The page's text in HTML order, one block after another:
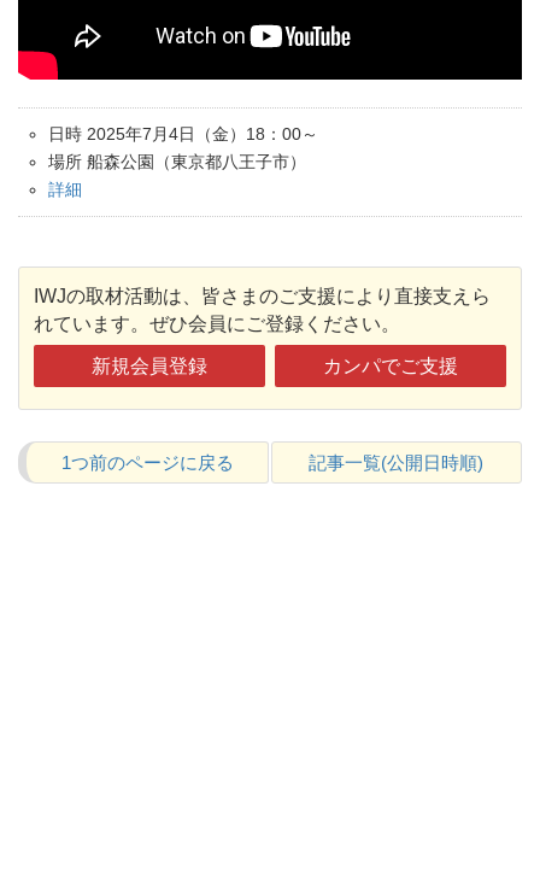
日時 2025年7月4日（金）18：00～
場所 船森公園（東京都八王子市）
詳細
IWJの取材活動は、皆さまのご支援により直接支えら
れています。ぜひ会員にご登録ください。
新規会員登録 カンパでご支援
1つ前のページに戻る 記事一覧(公開日時順)